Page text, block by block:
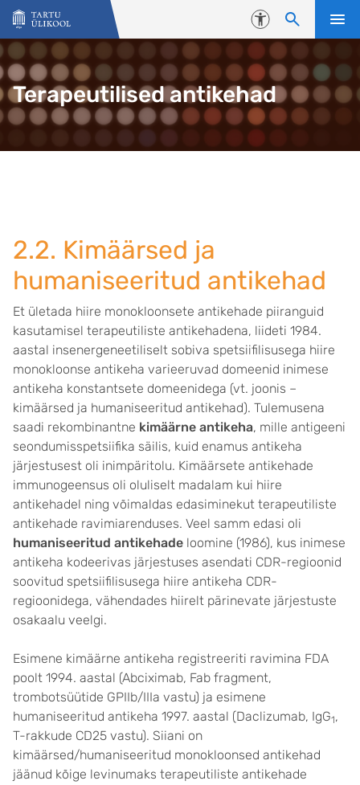
Liigu edasi põhisisu juurde
Juurdepääsetavus
Terapeutilised antikehad
2.2. Kimäärsed ja
humaniseeritud antikehad
Et ületada hiire monokloonsete antikehade piiranguid
kasutamisel terapeutiliste antikehadena, liideti 1984.
aastal insenergeneetiliselt sobiva spetsiifilisusega hiire
monokloonse antikeha varieeruvad domeenid inimese
antikeha konstantsete domeenidega (vt. joonis –
kimäärsed ja humaniseeritud antikehad). Tulemusena
saadi rekombinantne kimäärne antikeha, mille antigeeni
seondumisspetsiifika säilis, kuid enamus antikeha
järjestusest oli inimpäritolu. Kimäärsete antikehade
immunogeensus oli oluliselt madalam kui hiire
antikehadel ning võimaldas edasiminekut terapeutiliste
antikehade ravimiarenduses. Veel samm edasi oli
humaniseeritud antikehade loomine (1986), kus inimese
antikeha kodeerivas järjestuses asendati CDR-regioonid
soovitud spetsiifilisusega hiire antikeha CDR-
regioonidega, vähendades hiirelt pärinevate järjestuste
osakaalu veelgi.
Esimene kimäärne antikeha registreeriti ravimina FDA
poolt 1994. aastal (Abciximab, Fab fragment,
trombotsüütide GPIIb/IIIa vastu) ja esimene
humaniseeritud antikeha 1997. aastal (Daclizumab, IgG1,
T-rakkude CD25 vastu). Siiani on
kimäärsed/humaniseeritud monokloonsed antikehad
jäänud kõige levinumaks terapeutiliste antikehade